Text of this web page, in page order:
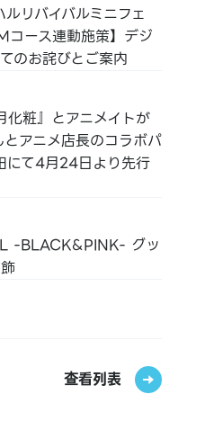
/ Hayakaken
ルリバイバルミニフェ
ース連動施策】デジ
のお詫びとご案内
化粧』とアニメイトが
アニメ店長のコラボパ
にて4月24日より先行
-BLACK&PINK- グッ
查看列表